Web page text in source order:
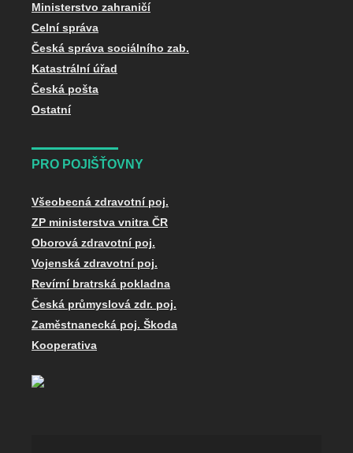
Ministerstvo zahraničí
Celní správa
Česká správa sociálního zab.
Katastrální úřad
Česká pošta
Ostatní
PRO POJIŠŤOVNY
Všeobecná zdravotní poj.
ZP ministerstva vnitra ČR
Oborová zdravotní poj.
Vojenská zdravotní poj.
Revírní bratrská pokladna
Česká průmyslová zdr. poj.
Zaměstnanecká poj. Škoda
Kooperativa